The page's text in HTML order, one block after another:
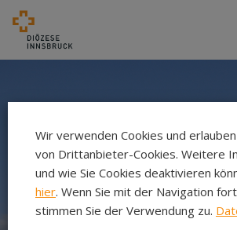
Wir verwenden Cookies und
von Drittanbieter-Cookies. Weitere
und wie Sie Cookies deaktivieren
hier. Wenn Sie mit der Navigation
stimmen Sie der Verwendung zu.